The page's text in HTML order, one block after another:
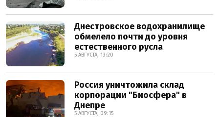
Днестровское водохранилище
обмелело почти до уровня
естественного русла
5 АВГУСТА, 13:20
Россия уничтожила склад
корпорации "Биосфера" в
Днепре
5 АВГУСТА, 09:15